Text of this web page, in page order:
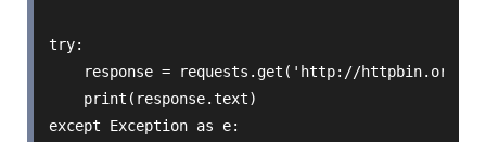
try:
response = requests.get('http://httpbin.org/
    print(response.text)
except Exception as e: